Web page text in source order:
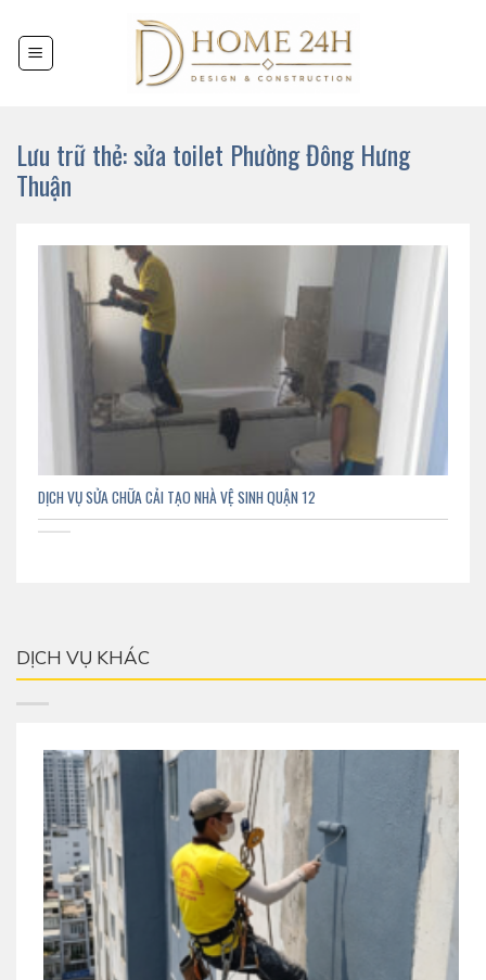
đến
nội
Lưu trữ thẻ:sửa toilet Phường Đông Hưng
Thuận
DỊCH VỤ SỬA CHỮA CẢI TẠO NHÀ VỆ SINH QUẬN 12
DỊCH VỤ KHÁC